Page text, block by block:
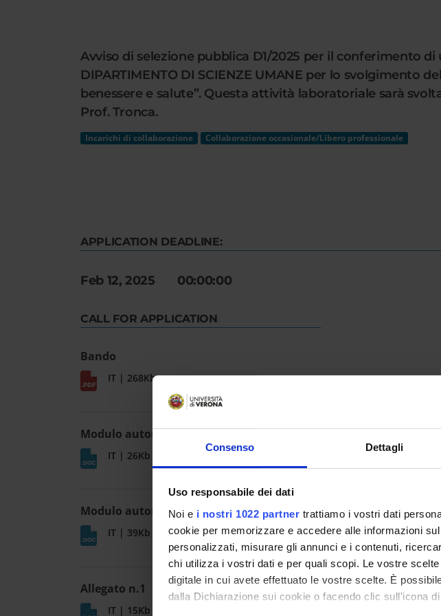
Consenso Dettagli
Uso responsabile dei dati
Noi e i nostri 1022 partner trattiamo i vostri dati
cookie per memorizzare e accedere alle informazioni
personalizzati, misurare gli annunci e i contenuti,
chi utilizza i vostri dati e per quali scopi. Le vostre
digitale in cui avete effettuato le vostre scelte. È
dalla Dichiarazione sui cookie o facendo clic sull'icona
Avviso di selezione pubblica D1/2025 per il conferimento
DIPARTIMENTO DI SCIENZE UMANE per lo svolgimento
benessere e salute”. Questa attività laboratoriale sarà
Prof. Tronca.
Incarichi di collaborazione Collaborazione occasionale/Libero professionale
APPLICATION DEADLINE:
Feb 12, 2025 00:00:00
CALL FOR APPLICATION
Bando
IT | 268Kb
Modulo autorizzazione assegnisti
IT | 26Kb
Modulo autorizzazione dottorandi
IT | 39Kb
Allegato n.1
IT | 15Kb